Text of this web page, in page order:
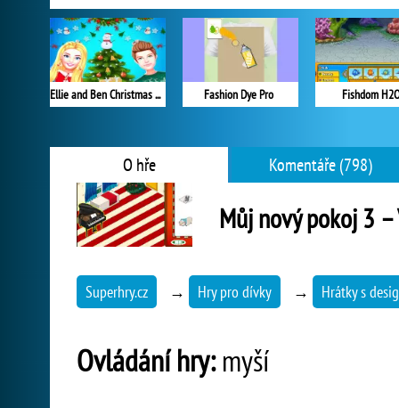
Ellie and Ben Christmas Preparation Fashion Dye Pro Fishdom
O hře Komentáře (798)
Můj nový pokoj 3 –
Superhry.cz → Hry pro dívky → Hrátky s
Ovládání hry:myší